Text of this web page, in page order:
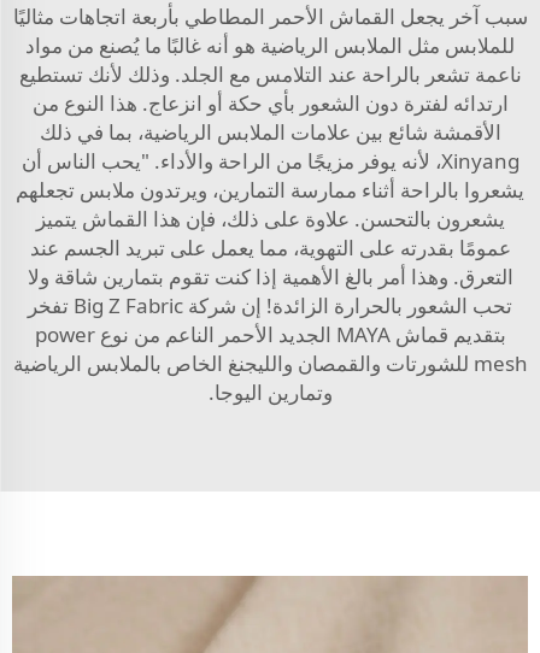
سبب آخر يجعل القماش الأحمر المطاطي بأربعة اتجاهات مثاليًا
للملابس مثل الملابس الرياضية هو أنه غالبًا ما يُصنع من مواد
ناعمة تشعر بالراحة عند التلامس مع الجلد. وذلك لأنك تستطيع
ارتدائه لفترة دون الشعور بأي حكة أو انزعاج. هذا النوع من
الأقمشة شائع بين علامات الملابس الرياضية، بما في ذلك
Xinyang، لأنه يوفر مزيجًا من الراحة والأداء. "يحب الناس أن
يشعروا بالراحة أثناء ممارسة التمارين، ويرتدون ملابس تجعلهم
يشعرون بالتحسن. علاوة على ذلك، فإن هذا القماش يتميز
عمومًا بقدرته على التهوية، مما يعمل على تبريد الجسم عند
التعرق. وهذا أمر بالغ الأهمية إذا كنت تقوم بتمارين شاقة ولا
تحب الشعور بالحرارة الزائدة! إن شركة Big Z Fabric تفخر
بتقديم قماش MAYA الجديد الأحمر الناعم من نوع power
mesh للشورتات والقمصان والليجنغ الخاص بالملابس الرياضية
وتمارين اليوجا.